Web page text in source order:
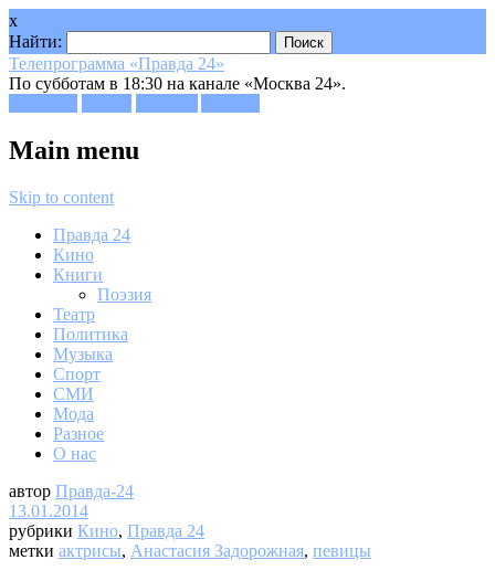
x
Найти:
Телепрограмма «Правда 24»
По субботам в 18:30 на канале «Москва 24».
Main menu
Skip to content
Правда 24
Кино
Книги
Поэзия
Театр
Политика
Музыка
Спорт
СМИ
Мода
Разное
О нас
автор Правда-24
13.01.2014
рубрики Кино, Правда 24
метки актрисы, Анастасия Задорожная, певицы